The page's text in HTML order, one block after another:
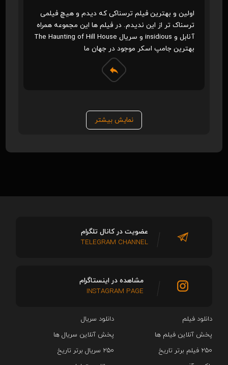
اولین و بهترین فیلم ترسناکی که دیدم و هیچ فیلمی
ترسناک تر از این ندیدم. در فیلم ها این مجموعه همراه
آنابل و insidious و سریال The Haunting of Hill House
بهترین جامپ اسکر موجود در جهان ما
نمایش بیشتر
دانلود فیلم
دانلود سریال‌
پخش آنلاین فیلم ها
پخش آنلاین سریال ها
۲۵۰ فیلم برتر تاریخ
۲۵۰ سریال برتر تاریخ
عضویت در کانال تلگرام
TELEGRAM CHANNEL
مشاهده در اینستاگرام
INSTAGRAM PAGE